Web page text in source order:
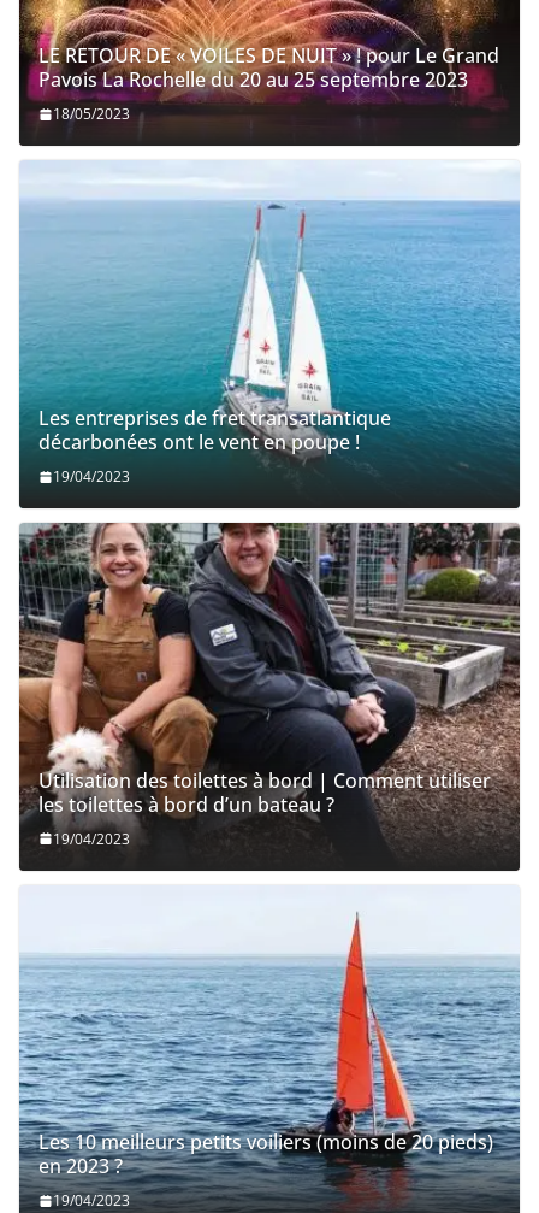
LE RETOUR DE « VOILES DE NUIT » ! pour Le Grand
Pavois La Rochelle du 20 au 25 septembre 2023
18/05/2023
Les entreprises de fret transatlantique
décarbonées ont le vent en poupe !
19/04/2023
Utilisation des toilettes à bord | Comment utiliser
les toilettes à bord d’un bateau ?
19/04/2023
Les 10 meilleurs petits voiliers (moins de 20 pieds)
en 2023 ?
19/04/2023